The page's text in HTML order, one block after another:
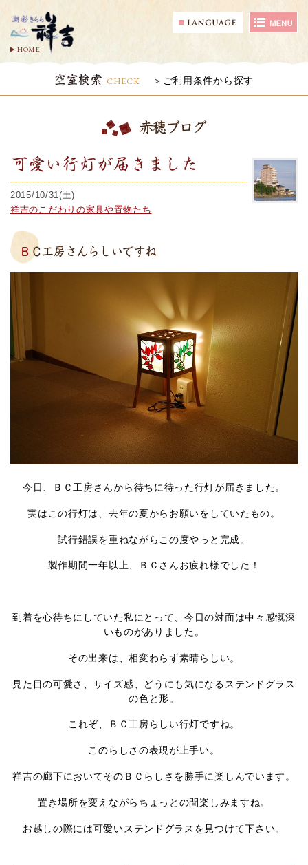
HOME
空室検索 CHECK ご利用条件から探す
赤穂ブログ
可愛い行灯が届きました
2015/10/31(土)
祥吉のこだわりの家具や置物たち
ＢＣ工房さんらしいですね
今日、ＢＣ工房さんから待ちに待った行灯が届きました。
実はこの行灯は、去年の夏からお願いをしていたもの。
試行錯誤を重ねながらこの度やっと完成。
製作期間一年以上、ＢＣさんお疲れ様でした！
到着を心待ちにしていた私にとって、今日の対面は中々感慨深
いものがありました。
その出来は、相変わらず素晴らしい。
見た目の可愛さ、サイズ感、どうにも気になるステンドグラス
の色と形。
これぞ、ＢＣ工房らしい行灯ですね。
このらしさの表現が上手い。
祥吉の廊下においてそのＢＣらしさを勝手に楽しんでいます。
置き場所を変えながらちょっとの間楽しみますね。
お越しの際には可愛いステンドグラスを見つけて下さい。